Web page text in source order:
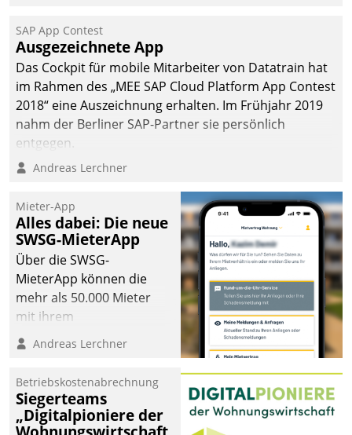
SAP App Contest
Ausgezeichnete App
Das Cockpit für mobile Mitarbeiter von Datatrain hat
im Rahmen des „MEE SAP Cloud Platform App Contest
2018“ eine Auszeichnung erhalten. Im Frühjahr 2019
nahm der Berliner SAP-Partner sie persönlich
entgegen.
Andreas Lerchner
Mieter-App
Alles dabei: Die neue
SWSG-MieterApp
Über die SWSG-
MieterApp können die
mehr als 50.000 Mieter
mit ihrem
Wohnungsunternehmen
kommunizieren, auf dem
einsehen und ändern
oder
Schadensmeldungen
Andreas Lerchner
Betriebskostenabrechnung
Siegerteams
„Digitalpioniere der